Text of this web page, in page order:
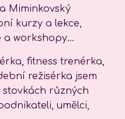
Miminkovský
kurzy a lekce,
workshopy...
fitness trenérka,
režisérka jsem
různých
umělci,